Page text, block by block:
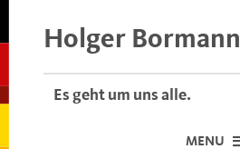
Holger Bormann
Es geht um uns alle.
MENU